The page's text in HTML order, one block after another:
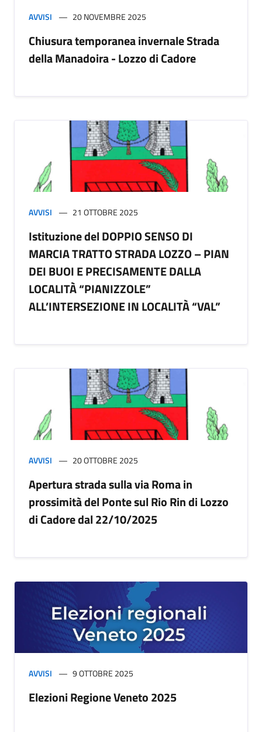
AVVISI 20 NOVEMBRE 2025
Chiusura temporanea invernale Strada
della Manadoira - Lozzo di Cadore
AVVISI 21 OTTOBRE 2025
Istituzione del DOPPIO SENSO DI
MARCIA TRATTO STRADA LOZZO – PIAN
DEI BUOI E PRECISAMENTE DALLA
LOCALITÀ “PIANIZZOLE”
ALL’INTERSEZIONE IN LOCALITÀ “VAL”
AVVISI 20 OTTOBRE 2025
Apertura strada sulla via Roma in
prossimità del Ponte sul Rio Rin di Lozzo
di Cadore dal 22/10/2025
AVVISI 9 OTTOBRE 2025
Elezioni Regione Veneto 2025